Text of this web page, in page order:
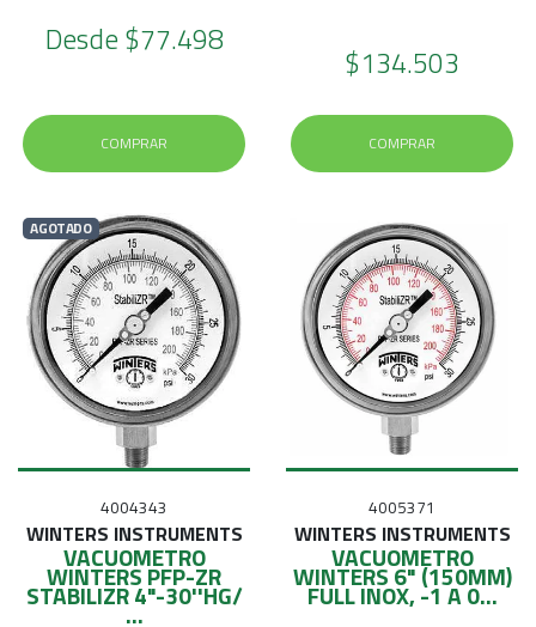
Desde$77.498
COMPRAR
$134.503
COMPRAR
AGOTADO
4004343
WINTERS INSTRUMENTS
VACUOMETRO
WINTERS PFP-ZR
STABILIZR 4"-30''HG/
...
4005371
WINTERS INSTRUMENTS
VACUOMETRO
WINTERS 6" (150MM)
FULL INOX, -1 A 0...